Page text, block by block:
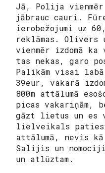
Jā, Polija
jābrauc cauri.
ierobežojumi uz
reklāmas. Olivers
vienmēr izdomā
tas nekas, garo
Palikām visai
39eur, vakarā
800m attālumā
picas vakariņām,
gāzt lietus un es
lielveikals
attālumā, nevis
Salijis un
un atlūztam.